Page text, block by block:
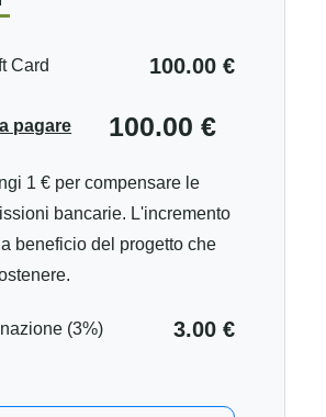
Card 100.00 €
pagare 100.00 €
1 € per compensare le
bancarie. L'incremento
beneficio del progetto che
(3%) 3.00 €